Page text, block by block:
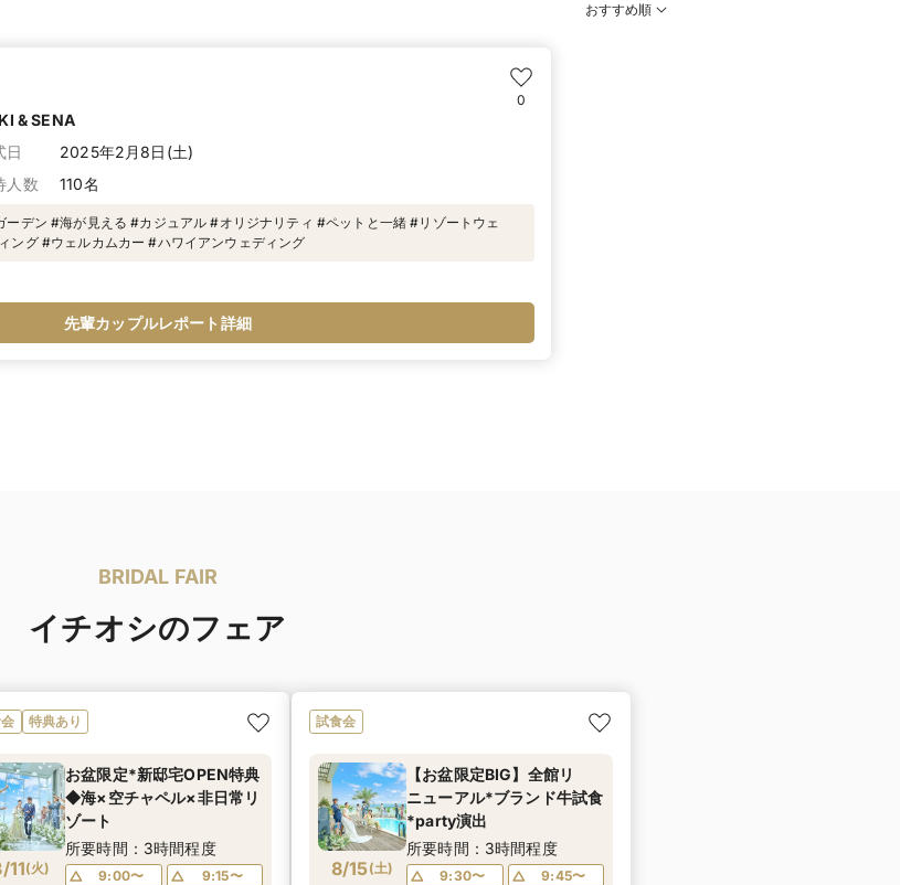
おすすめ順
0
& SENA
日
2025年2月8日(土)
人数
110名
ーデン #海が見える #カジュアル #オリジナリティ #ペットと一緒 #リゾートウェ
ング #ウェルカムカー #ハワイアンウェディング
先輩カップルレポート詳細
BRIDAL FAIR
イチオシのフェア
特典あり
11(火)
お盆限定*新邸宅OPEN特典
◆海×空チャペル×非日常リ
ゾート
所要時間：3時間程度
9:00〜
9:15〜
試食会
8/15(土)
【お盆限定BIG】全館リ
ニューアル*ブランド牛試食
*party演出
所要時間：3時間程度
9:30〜
9:45〜